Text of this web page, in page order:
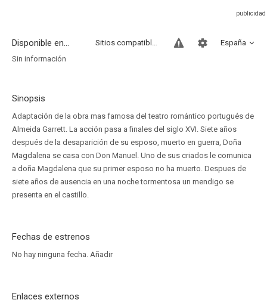
Disponible en... España
Sitios compatibles
Sin información
Sinopsis
Adaptación de la obra mas famosa del teatro romántico portugués de
Almeida Garrett. La acción pasa a finales del siglo XVI. Siete años
después de la desaparición de su esposo, muerto en guerra, Doña
Magdalena se casa con Don Manuel. Uno de sus criados le comunica
a doña Magdalena que su primer esposo no ha muerto. Despues de
siete años de ausencia en una noche tormentosa un mendigo se
presenta en el castillo.
Fechas de estrenos
No hay ninguna fecha. Añadir
Enlaces externos